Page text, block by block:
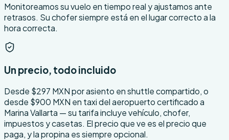
Monitoreamos su vuelo en tiempo real y ajustamos ante
retrasos. Su chofer siempre está en el lugar correcto a la
hora correcta.
Un precio, todo incluido
Desde $297 MXN por asiento en shuttle compartido, o
desde $900 MXN en taxi del aeropuerto certificado a
Marina Vallarta — su tarifa incluye vehículo, chofer,
impuestos y casetas. El precio que ve es el precio que
paga, y la propina es siempre opcional.